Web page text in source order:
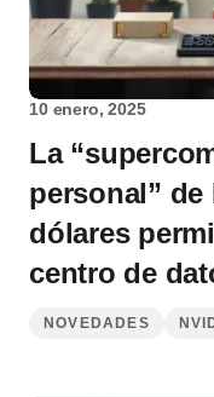
10 enero, 2025
La
personal” de
dólares
centro de
NOVEDADES